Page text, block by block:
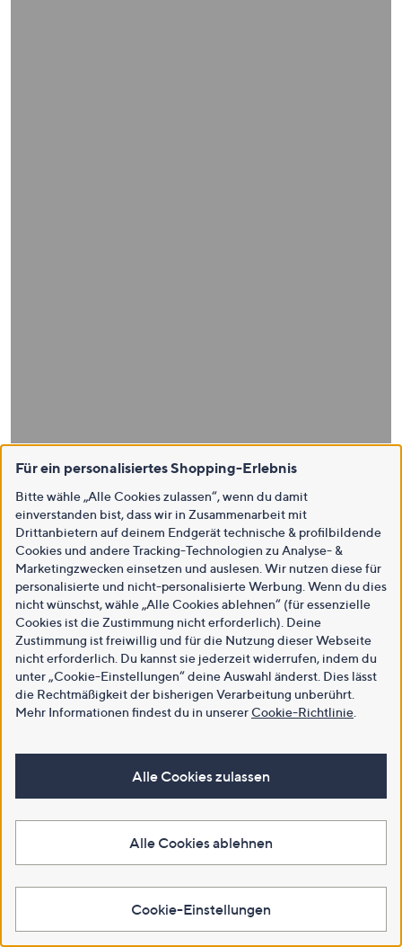
Für ein personalisiertes Shopping-Erlebnis
Bitte wähle „Alle Cookies zulassen“, wenn du damit
einverstanden bist, dass wir in Zusammenarbeit mit
Drittanbietern auf deinem Endgerät technische & profilbildende
Cookies und andere Tracking-Technologien zu Analyse- &
Marketingzwecken einsetzen und auslesen. Wir nutzen diese für
personalisierte und nicht-personalisierte Werbung. Wenn du dies
nicht wünschst, wähle „Alle Cookies ablehnen“ (für essenzielle
Cookies ist die Zustimmung nicht erforderlich). Deine
Zustimmung ist freiwillig und für die Nutzung dieser Webseite
nicht erforderlich. Du kannst sie jederzeit widerrufen, indem du
unter „Cookie-Einstellungen“ deine Auswahl änderst. Dies lässt
die Rechtmäßigkeit der bisherigen Verarbeitung unberührt.
Mehr Informationen findest du in unsererCookie-Richtlinie
Alle Cookies zulassen
Alle Cookies ablehnen
Cookie-Einstellungen